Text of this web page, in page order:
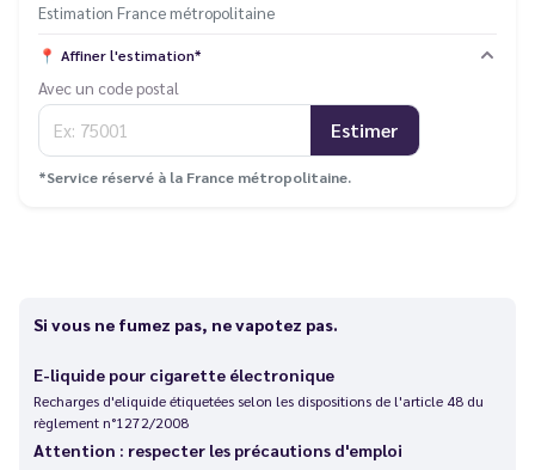
Estimation France métropolitaine
📍 Affiner l'estimation*
Avec un code postal
Estimer
*Service réservé à la France métropolitaine.
Si vous ne fumez pas, ne vapotez pas.
E-liquide pour cigarette électronique
Recharges d'eliquide étiquetées selon les dispositions de l'article 48 du
règlement n°1272/2008
Attention : respecter les précautions d'emploi